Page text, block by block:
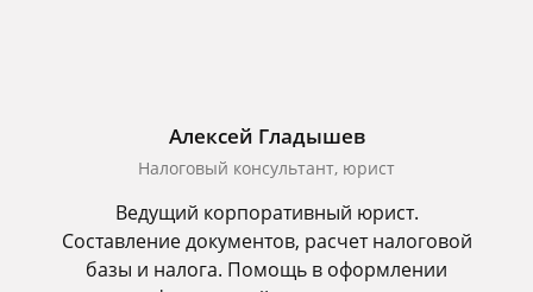
Алексей Гладышев
Налоговый консультант, юрист
Ведущий корпоративный юрист.
Составление документов, расчет налоговой
базы и налога. Помощь в оформлении